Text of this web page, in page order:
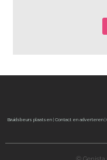
Bruidsbeurs plaatsen |Contact en adverteren |